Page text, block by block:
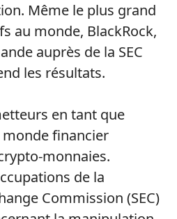
Même le plus grand
au monde, BlackRock,
auprès de la SEC
les résultats.
en tant que
financier
monnaies.
de la
Commission (SEC)